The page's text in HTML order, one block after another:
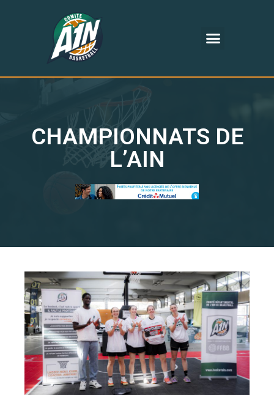
CHAMPIONNATS DE
L’AIN